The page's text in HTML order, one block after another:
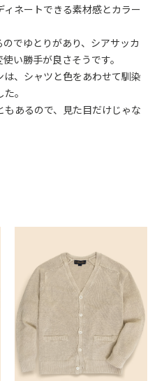
ネートできる素材感とカラー
でゆとりがあり、シアサッカ
い勝手が良さそうです。
、シャツと色をあわせて馴染
。
あるので、見た目だけじゃな